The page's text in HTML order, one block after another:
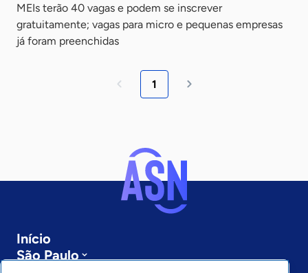
MEIs terão 40 vagas e podem se inscrever
gratuitamente; vagas para micro e pequenas empresas
já foram preenchidas
1
Início
São Paulo